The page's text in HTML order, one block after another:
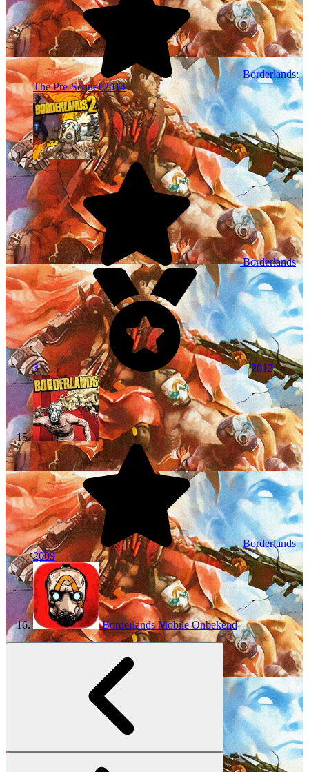
Borderlands:
The Pre-Sequel2014
Borderlands
2 2012
Borderlands
2009
Borderlands MobileOnbekend